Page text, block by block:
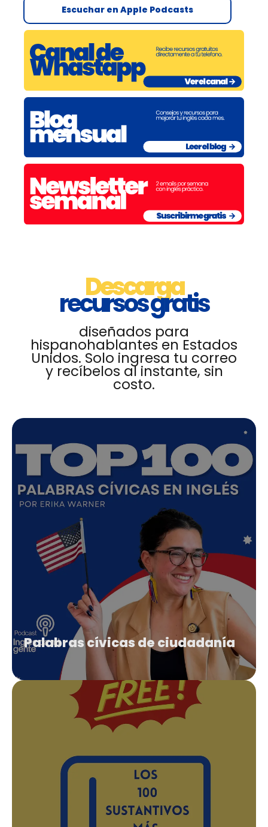
Escuchar en Apple Podcasts
Descarga
recursos gratis
diseñados para
hispanohablantes en Estados
Unidos. Solo ingresa tu correo
y recíbelos al instante, sin
costo.
-
Palabras cívicas de ciudadanía